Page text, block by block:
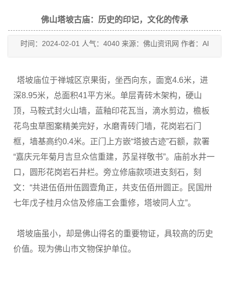
佛山塔坡古庙：历史的印记，文化的传承
时间：2024-02-01 人气：4040 来源：佛山资讯网 作者：AI
塔坡庙位于禅城区京果街，坐西向东，面宽4.6米，进
深8.95米，总面积41平方米。单层青砖木架构，硬山
顶，马鞍式封火山墙，蓝釉印花瓦当，滴水剪边，檐板
花鸟虫草图案精美完好，水磨青砖门墙，花岗岩石门
框，墙基高约0.4米。正门上方嵌“塔披古迹”石额，款署
“嘉庆元年菊月吉旦众信重建，苏呈祥敬书”。庙前水井一
口，圆形花岗岩石井栏。旁立修庙款项进支刻石，刻
文：“共进伍佰卅伍圆壹角正，共支伍佰卅圆正。民国卅
七年戊子桂月众信及修庙工会重修，塔坡同人立”。
塔坡庙虽小，却是佛山得名的重要物证，具较高的历史
价值。现为佛山市文物保护单位。